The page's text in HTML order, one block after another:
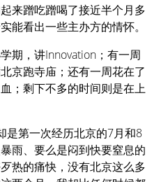
来蹭吃蹭喝了接近半个月多
能看出一些主办方的情怀。
期，讲Innovation；有一周
京跑寺庙；还有一周花在了
；剩下不多的时间则是在上
是第一次经历北京的7月和8
雨、要么是闷到快要窒息的
热的痛快，没有北京这么多